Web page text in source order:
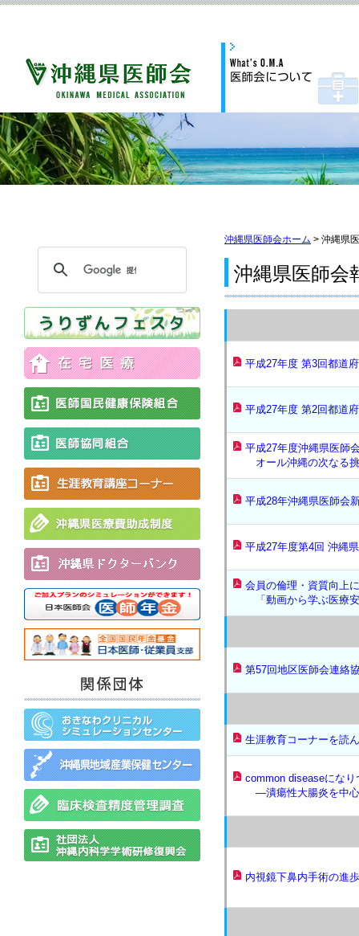
沖縄県医師会ホーム > 沖縄県
沖縄県医師会
平成27年度 第3回都道
平成27年度 第2回都道
平成27年度沖縄県医師
オール沖縄の次なる
平成28年沖縄県医師会
平成27年度第4回 沖縄
会員の倫理・資質向上
「動画から学ぶ医療
第57回地区医師会連絡
生涯教育コーナーを読
common diseaseにな
―潰瘍性大腸炎を中
内視鏡下鼻内手術の進歩